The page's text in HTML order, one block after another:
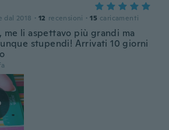
dal 2018 · 12 recensioni · 15 caricamenti
me li aspettavo più grandi ma
stupendi! Arrivati 10 giorni